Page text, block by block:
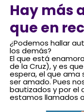
Hay más
que en
¿Podemos hallar
los demás?
El que está
de la Cruz), y es
espera, el que ama
ser amado. Pues
bautizados y por el
estamos llamados